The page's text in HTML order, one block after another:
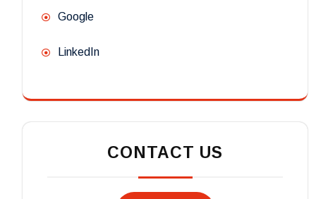
Google
LinkedIn
CONTACT US